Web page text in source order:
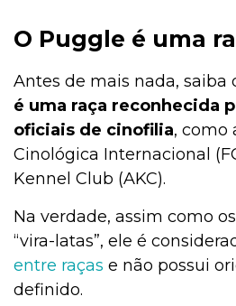
O Puggle é uma
Antes de mais nada, saiba
é uma raça reconhecida
oficiais de cinofilia, como
Cinológica Internacional
Kennel Club (AKC).
Na verdade, assim como
“vira-latas”, ele é
entre raças e não possui
definido.